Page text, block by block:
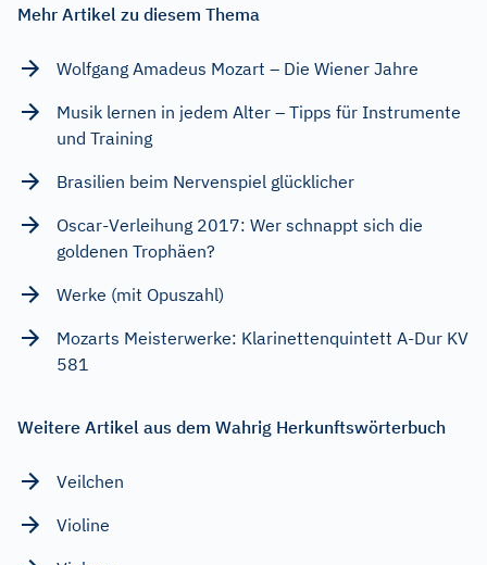
Mehr Artikel zu diesem Thema
Wolfgang Amadeus Mozart – Die Wiener Jahre
Musik lernen in jedem Alter – Tipps für Instrumente
und Training
Brasilien beim Nervenspiel glücklicher
Oscar-Verleihung 2017: Wer schnappt sich die
goldenen Trophäen?
Werke (mit Opuszahl)
Mozarts Meisterwerke: Klarinettenquintett A-Dur KV
581
Weitere Artikel aus dem Wahrig Herkunftswörterbuch
Veilchen
Violine